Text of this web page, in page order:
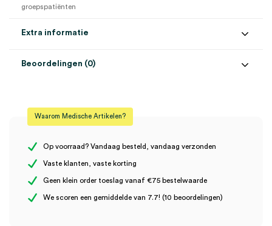
groepspatiënten
Extra informatie
Model WatchBP
Steriel
Beoordelingen (0)
Er zijn nog geen beoordelingen.
manchet, M (1)” te beoordelen
Waarom Medische Artikelen?
Op voorraad? Vandaag besteld, vandaag verzonden
Vaste klanten, vaste korting
Geen klein order toeslag vanaf €75 bestelwaarde
We scoren een gemiddelde van 7.7! (10 beoordelingen)